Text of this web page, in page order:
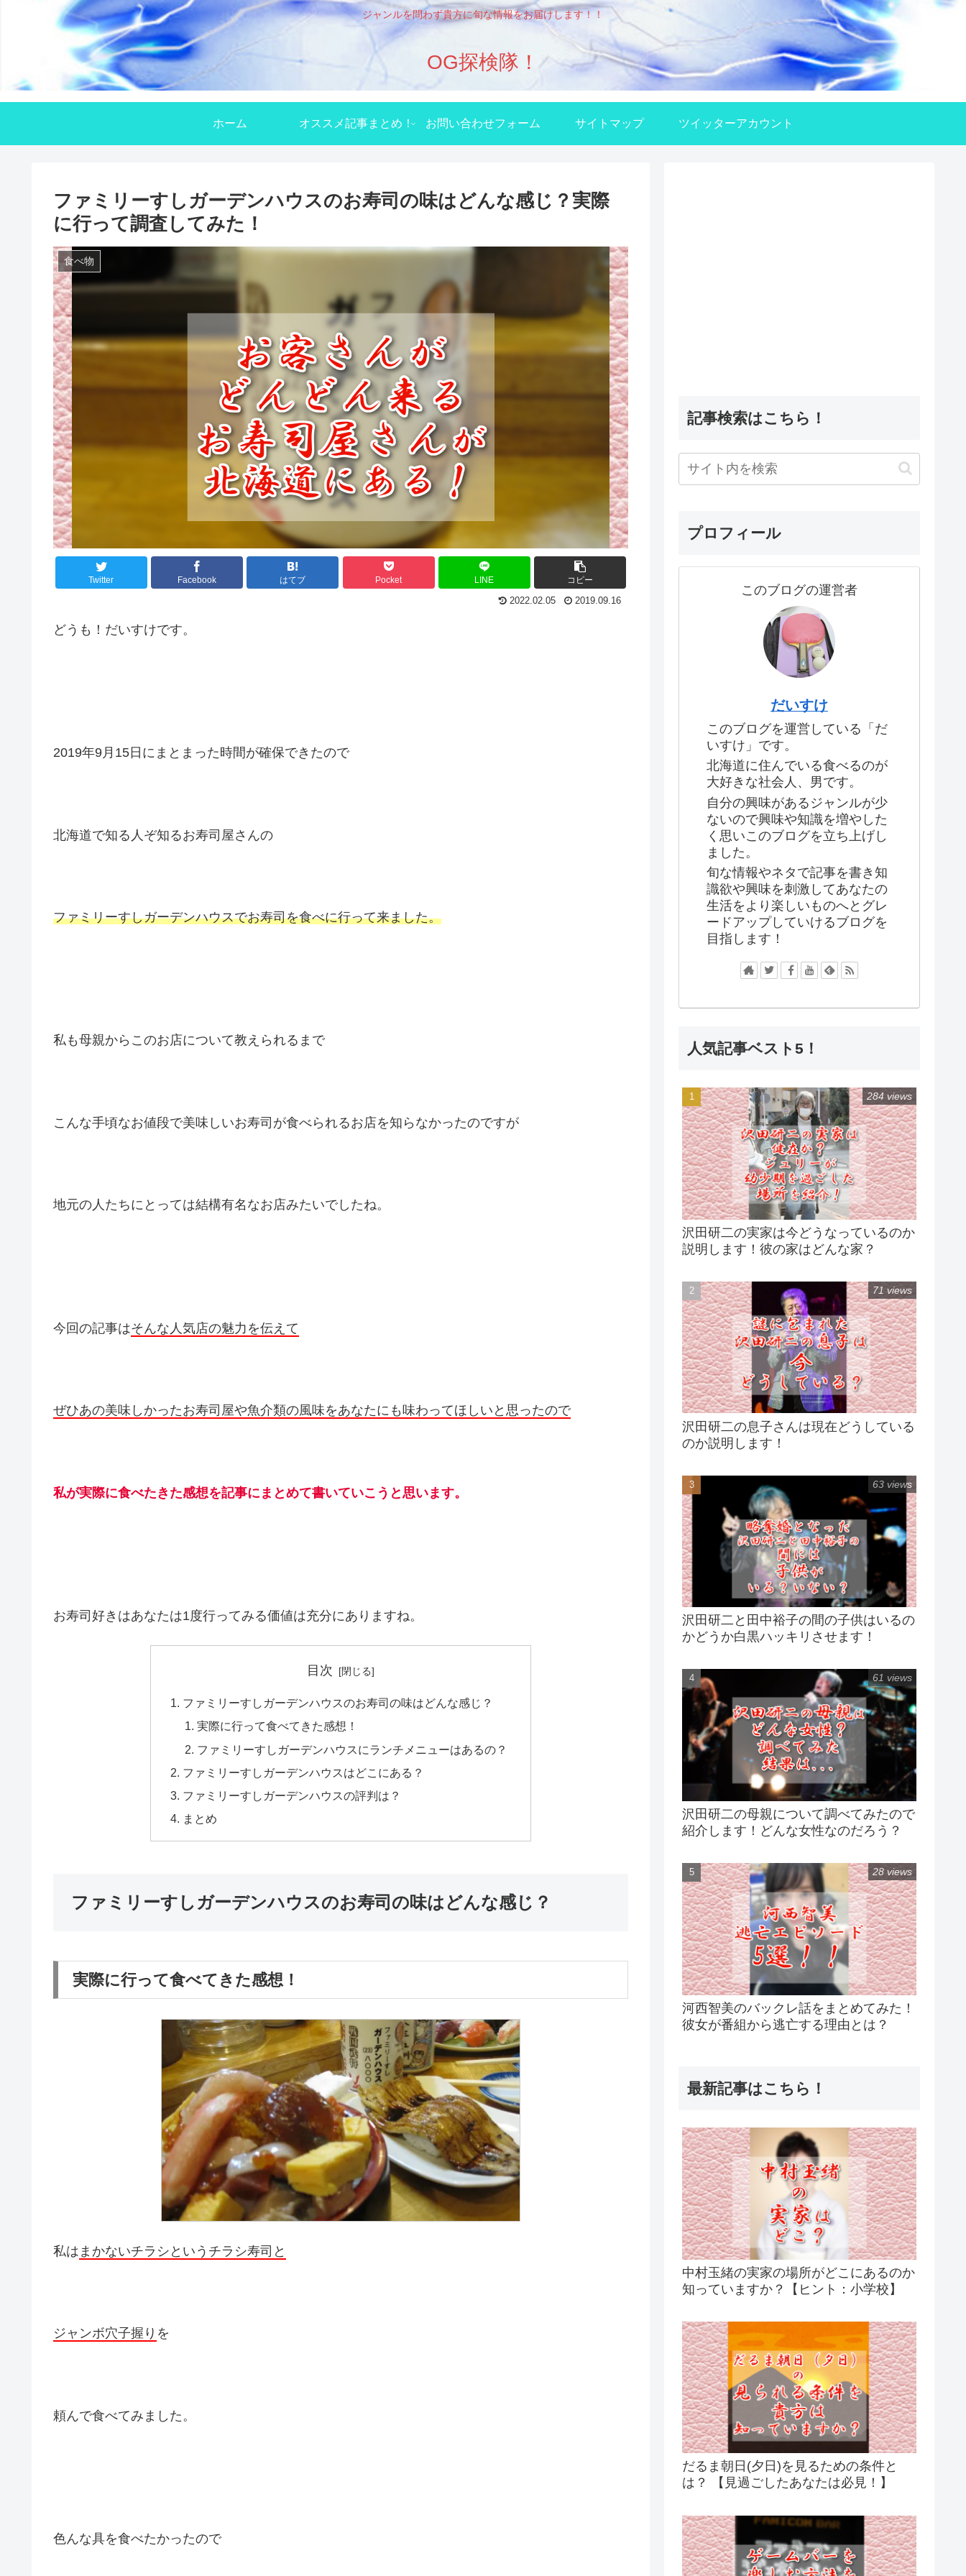
ジャンルを問わず貴方に旬な情報をお届けします！！
OG探検隊！
ホーム オススメ記事まとめ！ お問い合わせフォーム サイトマップ ツイッターアカウント
ファミリーすしガーデンハウスのお寿司の味はどんな感じ？実際
に行って調査してみた！
食べ物
Twitter Facebook はてブ Pocket LINE コピー
2022.02.05 2019.09.16
どうも！だいすけです。
2019年9月15日にまとまった時間が確保できたので
北海道で知る人ぞ知るお寿司屋さんの
ファミリーすしガーデンハウスでお寿司を食べに行って来ました。
私も母親からこのお店について教えられるまで
こんな手頃なお値段で美味しいお寿司が食べられるお店を知らなかったのですが
地元の人たちにとっては結構有名なお店みたいでしたね。
今回の記事はそんな人気店の魅力を伝えて
ぜひあの美味しかったお寿司屋や魚介類の風味をあなたにも味わってほしいと思ったので
私が実際に食べたきた感想を記事にまとめて書いていこうと思います。
お寿司好きはあなたは1度行ってみる価値は充分にありますね。
目次
ファミリーすしガーデンハウスのお寿司の味はどんな感じ？
実際に行って食べてきた感想！
ファミリーすしガーデンハウスにランチメニューはあるの？
ファミリーすしガーデンハウスはどこにある？
ファミリーすしガーデンハウスの評判は？
まとめ
ファミリーすしガーデンハウスのお寿司の味はどんな感じ？
実際に行って食べてきた感想！
私は まかないチラシというチラシ寿司と
ジャンボ穴子握り を
頼んで食べてみました。
色んな具を食べたかったので
記事検索はこちら！
プロフィール
このブログの運営者
だいすけ
このブログを運営している「だ
いすけ」です。
北海道に住んでいる食べるのが
大好きな社会人、男です。
自分の興味があるジャンルが少
ないので興味や知識を増やした
く思いこのブログを立ち上げし
ました。
旬な情報やネタで記事を書き知
識欲や興味を刺激してあなたの
生活をより楽しいものへとグレ
ードアップしていけるブログを
目指します！
人気記事ベスト5！
沢田研二の実家は今どうなっているのか
説明します！彼の家はどんな家？
284 views
沢田研二の息子さんは現在どうしている
のか説明します！
71 views
沢田研二と田中裕子の間の子供はいるの
かどうか白黒ハッキリさせます！
63 views
沢田研二の母親について調べてみたので
紹介します！どんな女性なのだろう？
61 views
河西智美のバックレ話をまとめてみた！
彼女が番組から逃亡する理由とは？
28 views
最新記事はこちら！
中村玉緒の実家の場所がどこにあるのか
知っていますか？【ヒント：小学校】
だるま朝日(夕日)を見るための条件と
は？ 【見過ごしたあなたは必見！】